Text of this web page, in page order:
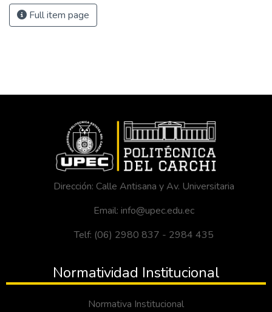
Full item page
Dirección: Calle Antisana y Av. Universitaria
Email: info@upec.edu.ec
Telf: (06) 2980 837 - 2984 435
Normatividad Institucional
Normativa Institucional